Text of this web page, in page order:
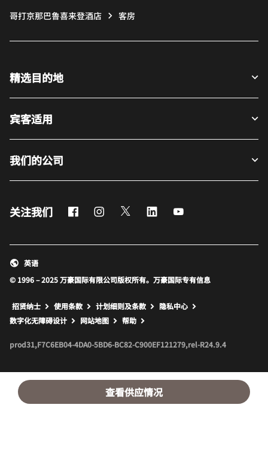
查看供应情况
哥打京那巴鲁喜来登酒店 客房
精选目的地
宾客适用
我们的公司
关注我们 FacebookInstagram
Twitter LinkedIn
© 1996 – 2025 万豪国际有限公司版权所有。万豪国际专有信息
英语
招贤纳士 使用条款 计划细则及条款
隐私中心
数字化无障碍设计
网站地图 打开新窗口
帮助
prod31,F7C6EB04-4DA0-5BD6-BC82-C900EF121279,rel-R24.9.4